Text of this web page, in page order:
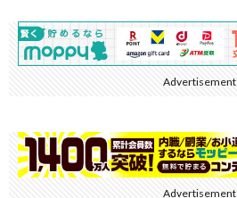
Advertisement
Advertisement